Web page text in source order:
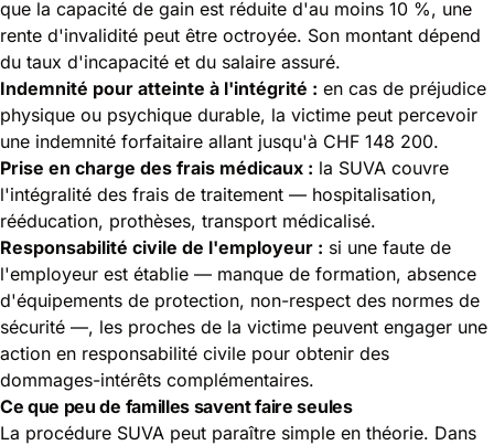
que la capacité de gain est réduite d'au moins 10 %, une
rente d'invalidité peut être octroyée. Son montant dépend
du taux d'incapacité et du salaire assuré.
Indemnité pour atteinte à l'intégrité : en cas de préjudice
physique ou psychique durable, la victime peut percevoir
une indemnité forfaitaire allant jusqu'à CHF 148 200.
Prise en charge des frais médicaux : la SUVA couvre
l'intégralité des frais de traitement — hospitalisation,
rééducation, prothèses, transport médicalisé.
Responsabilité civile de l'employeur : si une faute de
l'employeur est établie — manque de formation, absence
d'équipements de protection, non-respect des normes de
sécurité —, les proches de la victime peuvent engager une
action en responsabilité civile pour obtenir des
dommages-intérêts complémentaires.
Ce que peu de familles savent faire seules
La procédure SUVA peut paraître simple en théorie. Dans